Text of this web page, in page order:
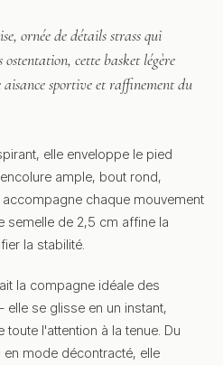
ornée de détails strass qui
cette basket légère
sportive et raffinement du
elle enveloppe le pied
ample, bout rond,
accompagne chaque mouvement
semelle de 2,5 cm affine la
la stabilité.
la compagne idéale des
se glisse en un instant,
l'attention à la tenue. Du
en mode décontracté, elle